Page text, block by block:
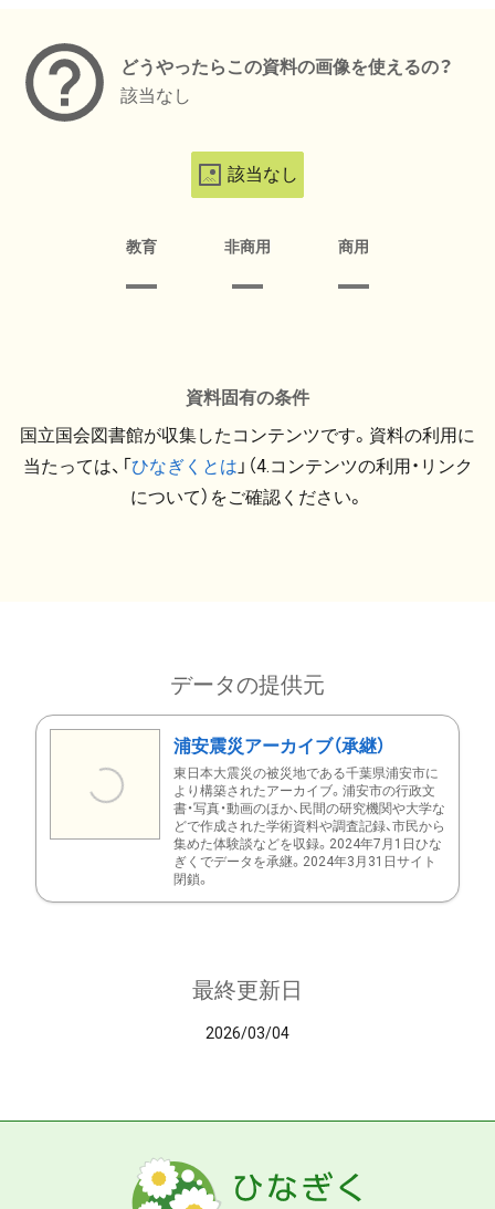
どうやったらこの資料の画像を使えるの？
該当なし
該当なし
教育 非商用 商用
資料固有の条件
国立国会図書館が収集したコンテンツです。資料の利用に
当たっては、「ひなぎくとは 」（4.コンテンツの利用・リンク
について）をご確認ください。
データの提供元
浦安震災アーカイブ（承継）
東日本大震災の被災地である千葉県浦安市に
より構築されたアーカイブ。浦安市の行政文
書・写真・動画のほか、民間の研究機関や大学な
どで作成された学術資料や調査記録、市民から
集めた体験談などを収録。2024年7月1日ひな
ぎくでデータを承継。2024年3月31日サイト
閉鎖。
最終更新日
2026/03/04